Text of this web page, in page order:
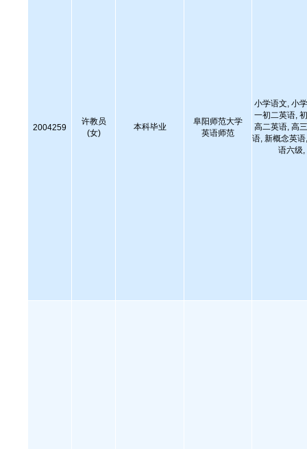
2004259
许教员
(女)
本科毕业
阜阳师范大学
英语师范
小学语文, 小
一初二英语,
高二英语, 高
语, 新概念英
语六级,